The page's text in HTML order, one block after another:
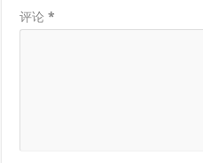
评论*